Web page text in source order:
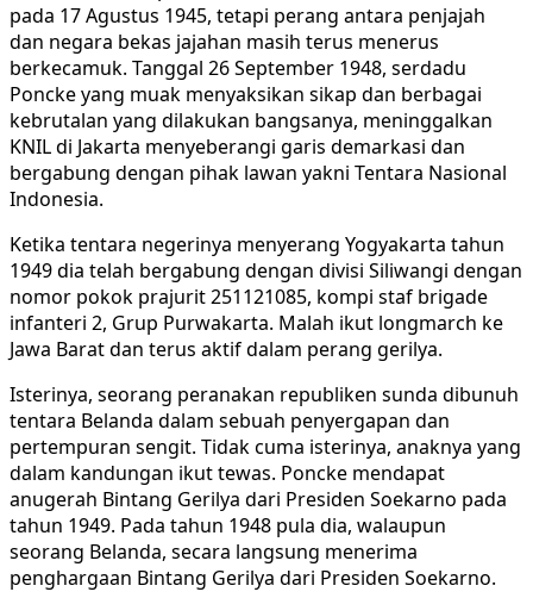
pada 17 Agustus 1945, tetapi perang antara penjajah
dan negara bekas jajahan masih terus menerus
berkecamuk. Tanggal 26 September 1948, serdadu
Poncke yang muak menyaksikan sikap dan berbagai
kebrutalan yang dilakukan bangsanya, meninggalkan
KNIL di Jakarta menyeberangi garis demarkasi dan
bergabung dengan pihak lawan yakni Tentara Nasional
Indonesia.
Ketika tentara negerinya menyerang Yogyakarta tahun
1949 dia telah bergabung dengan divisi Siliwangi dengan
nomor pokok prajurit 251121085, kompi staf brigade
infanteri 2, Grup Purwakarta. Malah ikut longmarch ke
Jawa Barat dan terus aktif dalam perang gerilya.
Isterinya, seorang peranakan republiken sunda dibunuh
tentara Belanda dalam sebuah penyergapan dan
pertempuran sengit. Tidak cuma isterinya, anaknya yang
dalam kandungan ikut tewas. Poncke mendapat
anugerah Bintang Gerilya dari Presiden Soekarno pada
tahun 1949. Pada tahun 1948 pula dia, walaupun
seorang Belanda, secara langsung menerima
penghargaan Bintang Gerilya dari Presiden Soekarno.